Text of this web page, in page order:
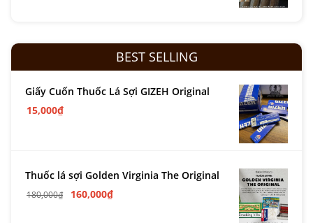
BEST SELLING
Giấy Cuốn Thuốc Lá Sợi GIZEH Original
15,000₫
Thuốc lá sợi Golden Virginia The Original
180,000₫ 160,000₫